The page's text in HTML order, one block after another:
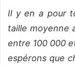
Il y en a pour
taille moyenne
entre 100 000
espérons que